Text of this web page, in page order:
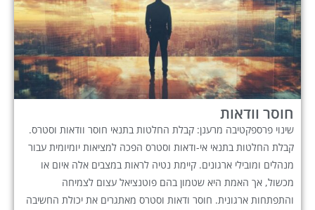
חוסר וודאות
שינוי פרספקטיבה מרענן: קבלת החלטות בתנאי חוסר וודאות וסטרס.
קבלת החלטות בתנאי אי-ודאות וסטרס הפכה למציאות יומיומית עבור
מנהלים ומובילי ארגונים. קיימת נטיה לראות במצבים אלה איום או
מכשול, אך האמת היא שטמון בהם פוטנציאל עצום לצמיחה
והתפתחות ארגונית. חוסר ודאות וסטרס מאתגרים את יכולת החשיבה